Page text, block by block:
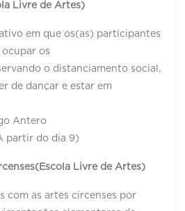
Livre de Artes)
em que os(as) participantes
os
o distanciamento social,
de dançar e estar em
Antero
partir do dia 9)
Livre de Artes)
com as artes circenses por